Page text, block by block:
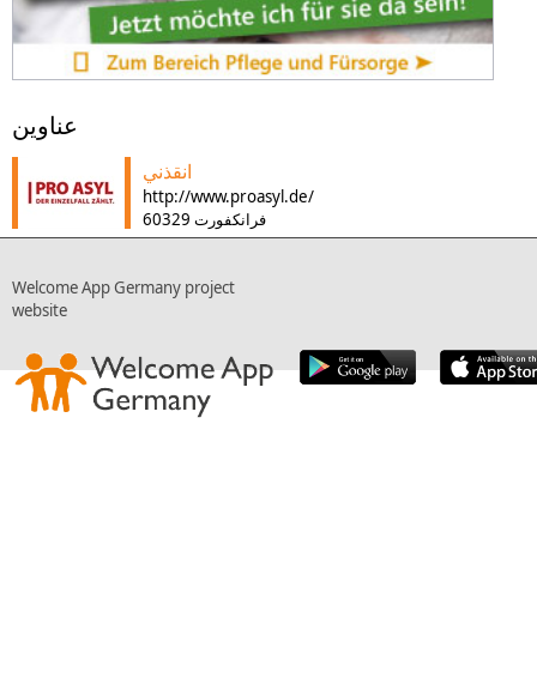
عناوين
انقذني
http://www.proasyl.de/
60329 فرانكفورت
Welcome App Germany project
website